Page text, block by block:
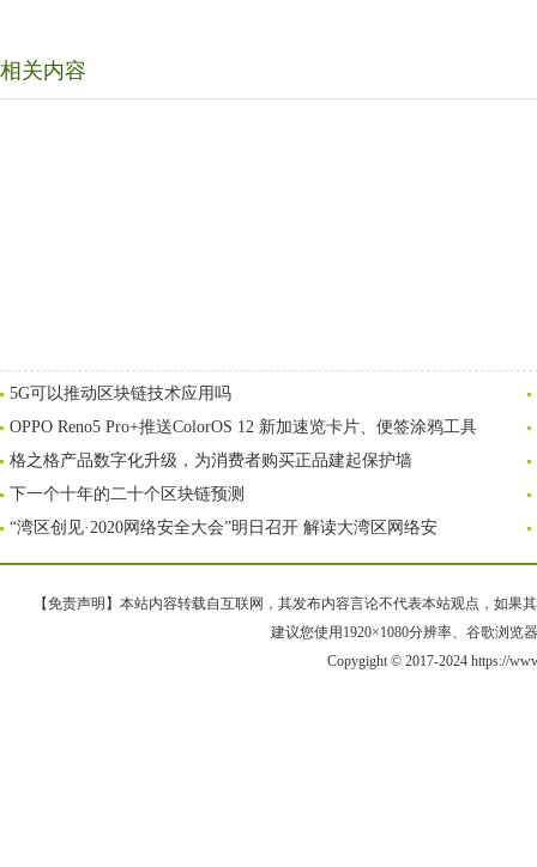
相关内容
5G可以推动区块链技术应用吗
OPPO Reno5 Pro+推送ColorOS 12 新加速览卡片、便签涂鸦工具
格之格产品数字化升级，为消费者购买正品建起保护墙
下一个十年的二十个区块链预测
“湾区创见·2020网络安全大会”明日召开 解读大湾区网络安
【免责声明】本站内容转载自互联网，其发布内容言论不代表本站观点，如果
建议您使用1920×1080分辨率、谷歌浏览
Copygight © 2017-2024 https://